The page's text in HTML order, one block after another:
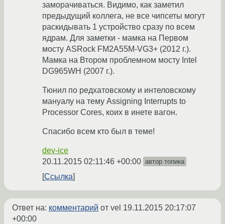
заморачиваться. Видимо, как заметил
предыдущий коллега, не все чипсеты могут
раскидывать 1 устройство сразу по всем
ядрам. Для заметки - мамка на Первом
мосту ASRock FM2A55M-VG3+ (2012 г.).
Мамка на Втором проблемном мосту Intel
DG965WH (2007 г.).
Тюнил по редхатовскому и интеловскому
мануалу на тему Assigning Interrupts to
Processor Cores, коих в инете вагон.
Спасибо всем кто был в теме!
dev-ice
20.11.2015 02:11:46 +00:00 автор топика
Ссылка
Ответ на: комментарий от vel 19.11.2015 20:17:07
+00:00